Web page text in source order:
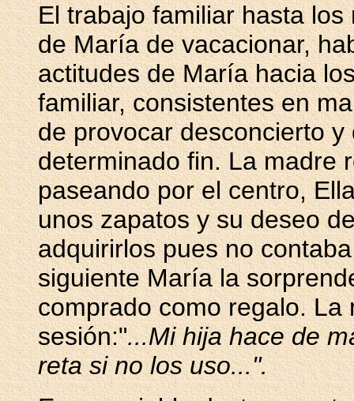
El trabajo familiar hasta
de María de vacacionar,
actitudes de María hacia
familiar, consistentes en
de provocar desconcierto
determinado fin. La madre
paseando por el centro,
unos zapatos y su deseo
adquirirlos pues no
siguiente María la
comprado como regalo. La
sesión:"...Mi hija hace de
reta si no los uso...".